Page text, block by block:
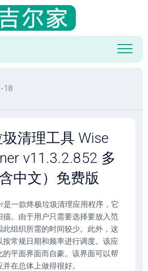
18
清理工具 Wise
v11.3.2.852 多
中文）免费版
是一款终极垃圾清理应用程序，它
描。由于用户只需要选择要放入范
此组织所需的时间较少。此外，这
按常规日期和频率进行调度。该应
的平面界面而自豪。该界面可以帮
在总体上做得很好。